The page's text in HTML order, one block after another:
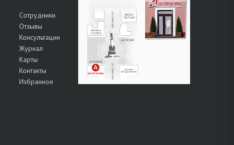
Сотрудники
Отзывы
Консультации
Журнал
Карты
Контакты
Избранное